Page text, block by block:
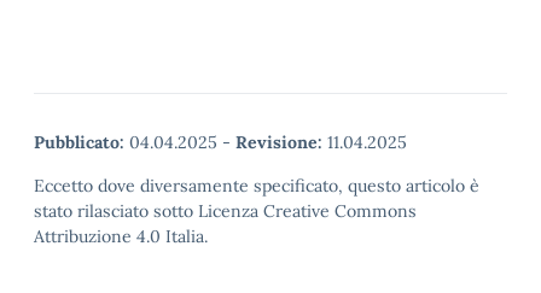
Pubblicato: 04.04.2025 - Revisione: 11.04.2025
Eccetto dove diversamente specificato, questo articolo è
stato rilasciato sotto Licenza Creative Commons
Attribuzione 4.0 Italia.